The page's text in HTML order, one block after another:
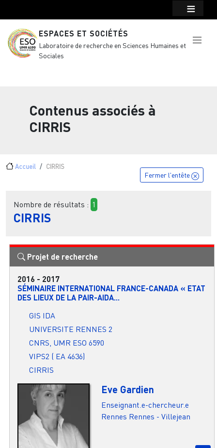
ESPACES ET SOCIÉTÉS
Laboratoire de recherche en Sciences Humaines et
Sociales
Contenus associés à
CIRRIS
Fil d'Ariane
Accueil CIRRIS
Fermer l'entête
Nombre de résultats : 1
CIRRIS
Projet de recherche
2016 - 2017
SÉMINAIRE INTERNATIONAL FRANCE-CANADA « ETAT
DES LIEUX DE LA PAIR-AIDA...
GIS IDA
UNIVERSITE RENNES 2
CNRS, UMR ESO 6590
VIPS2 ( EA 4636)
CIRRIS
Eve Gardien
Enseignant.e-chercheur.e
Rennes Rennes - Villejean